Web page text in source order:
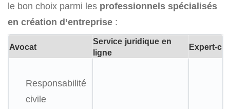
le bon choix parmi les professionnels spécialisés
en création d’entreprise :
Avocat
Service juridique en
ligne
Expert-
Responsabilité
civile